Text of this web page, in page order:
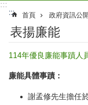
:::
:::
首頁 政府資訊公開
表揚廉能
114年優良廉能事蹟人
廉能具體事蹟：
謝孟修先生擔任